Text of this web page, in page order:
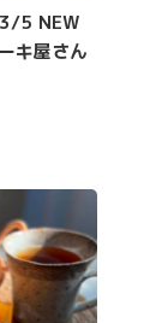
3/5 NEW
キ屋さん